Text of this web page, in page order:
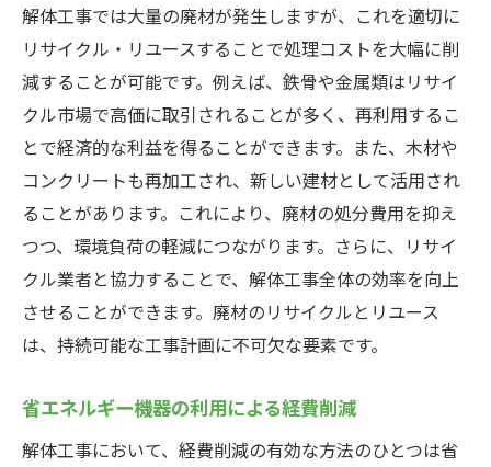
解体工事では大量の廃材が発生しますが、これを適切に
リサイクル・リユースすることで処理コストを大幅に削
減することが可能です。例えば、鉄骨や金属類はリサイ
クル市場で高価に取引されることが多く、再利用するこ
とで経済的な利益を得ることができます。また、木材や
コンクリートも再加工され、新しい建材として活用され
ることがあります。これにより、廃材の処分費用を抑え
つつ、環境負荷の軽減につながります。さらに、リサイ
クル業者と協力することで、解体工事全体の効率を向上
させることができます。廃材のリサイクルとリユース
は、持続可能な工事計画に不可欠な要素です。
省エネルギー機器の利用による経費削減
解体工事において、経費削減の有効な方法のひとつは省